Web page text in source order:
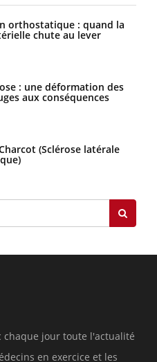
orthostatique : quand la
chute au lever
: une déformation des
aux conséquences
(Sclérose latérale
chaque jour toute l'actualité
en exercice et les